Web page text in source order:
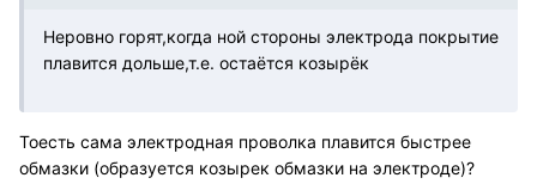
Неровно горят,когда ной стороны электрода покрытие
плавится дольше,т.е. остаётся козырёк
Тоесть сама электродная проволка плавится быстрее
обмазки (образуется козырек обмазки на электроде)?